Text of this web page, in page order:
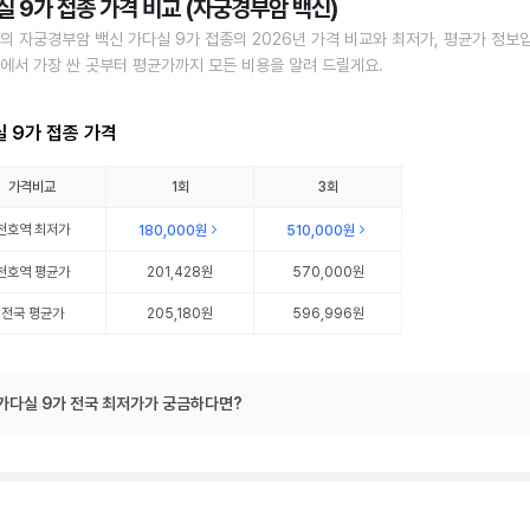
9가 접종 가격 비교 (자궁경부암 백신)
자궁경부암 백신 가다실 9가 접종의 2026년 가격 비교와 최저가, 평균가 정보
서 가장 싼 곳부터 평균가까지 모든 비용을 알려 드릴게요.
9가 접종 가격
가격비교 1회 3회
호역최저가 180,000원 510,000원
호역평균가 201,428원 570,000원
전국 평균가 205,180원 596,996원
다실 9가 전국 최저가가 궁금하다면?